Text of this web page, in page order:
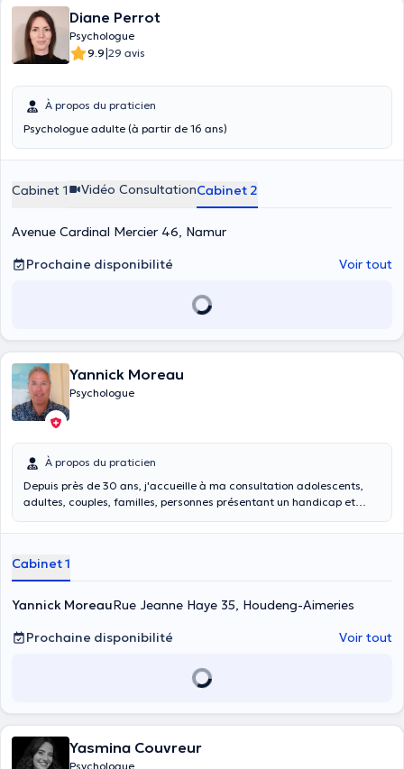
Diane Perrot
Psychologue
9.9|29 avis
À propos du praticien
Psychologue adulte (à partir de 16 ans)
Cabinet 1 Vidéo ConsultationCabinet 2
Avenue Cardinal Mercier 46, Namur
Prochaine disponibilité
Voir tout
Yannick Moreau
Psychologue
À propos du praticien
Depuis près de 30 ans, j'accueille à ma consultation adolescents,
adultes, couples, familles, personnes présentant un handicap et
souffrances diverses plus ou moins graves. Je propose un espace de
celles-ci et d'y apporter les réponses les plus adéquates possibles
selon chacun.
Cabinet 1
Yannick MoreauRue Jeanne Haye 35, Houdeng-Aimeries
Prochaine disponibilité
Voir tout
Yasmina Couvreur
Psychologue